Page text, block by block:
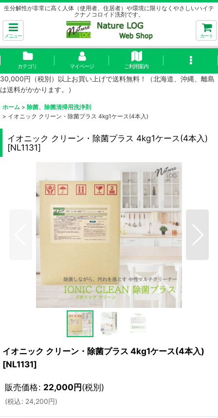
生分解性が非常に高く人体（使用者、住居者）や環境に限りなくやさしいハイテ
クナノコロイド洗剤です。
メニュー カート
カテゴリ マイページ ご利用案内
30,000円（税別）以上お買い上げで送料無料！（北海道、沖縄、離島
は送料がかかります。）
ホーム > 除菌、除菌清掃用洗浄剤
> イオニック クリーン・除菌プラス 4kg1ケース(4本入)
イオニック クリーン・除菌プラス 4kg1ケース(4本入)
[NL1131]
イオニック クリーン・除菌プラス 4kg1ケース(4本入)
[NL1131]
販売価格: 22,000円(税別)
(税込: 24,200円)